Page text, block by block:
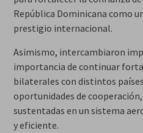
República Dominicana como
prestigio internacional.
Asimismo, intercambiaron
importancia de continuar
bilaterales con distintos
oportunidades de
sustentadas en un sistema
y eficiente.